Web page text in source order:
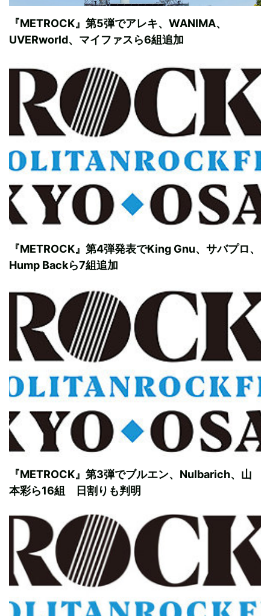
『METROCK』第5弾でアレキ、WANIMA、
UVERworld、マイファスら6組追加
『METROCK』第4弾発表でKing Gnu、サバプロ、
Hump Backら7組追加
『METROCK』第3弾でブルエン、Nulbarich、山
本彩ら16組 日割りも判明